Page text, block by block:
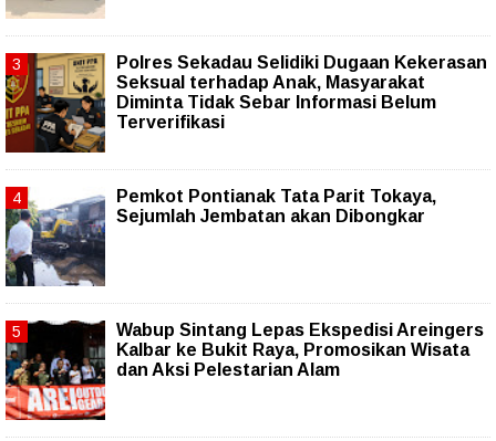
Polres Sekadau Selidiki Dugaan Kekerasan
Seksual terhadap Anak, Masyarakat
Diminta Tidak Sebar Informasi Belum
Terverifikasi
Pemkot Pontianak Tata Parit Tokaya,
Sejumlah Jembatan akan Dibongkar
Wabup Sintang Lepas Ekspedisi Areingers
Kalbar ke Bukit Raya, Promosikan Wisata
dan Aksi Pelestarian Alam